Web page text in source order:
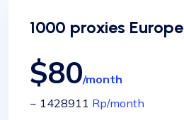
1000 proxies Europe
$80/month
~ 1428911 Rp/month